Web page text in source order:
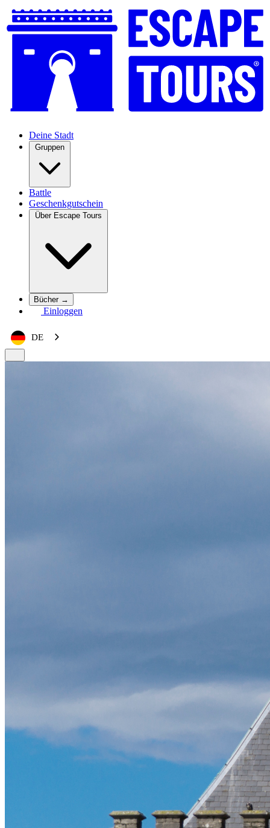
Deine Stadt
Gruppen
Battle
Geschenkgutschein
Über Escape Tours
Bücher →
Einloggen
DE